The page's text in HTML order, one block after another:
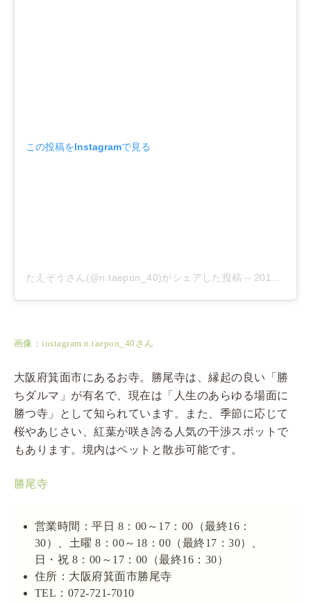
この投稿をInstagramで見る
たえぞうさん(@n.taepon_40)がシェアした投稿 – 2018年 6月月27日午後5時11分PDT
画像：instagram n.taepon_40さん
大阪府箕面市にあるお寺。勝尾寺は、縁起の良い「勝
ちダルマ」が有名で、現在は「人生のあらゆる場面に
勝つ寺」として知られています。また、季節に応じて
桜やあじさい、紅葉が咲き誇る人気の干渉スポットで
もあります。境内はペットと散歩可能です。
勝尾寺
営業時間：平日 8：00～17：00（最終16：
30）、土曜 8：00～18：00（最終17：30）、
日・祝 8：00～17：00（最終16：30）
住所：大阪府箕面市勝尾寺
TEL：072-721-7010